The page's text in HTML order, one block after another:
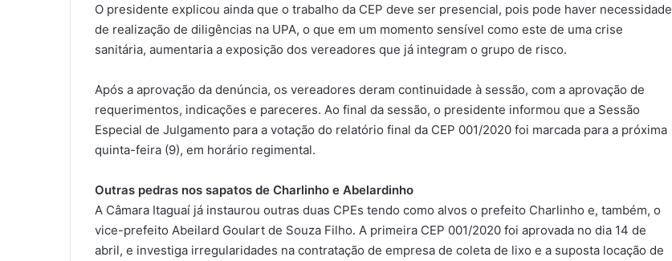
O presidente explicou ainda que o trabalho da CEP deve ser presencial, pois pode haver necessidade
de realização de diligências na UPA, o que em um momento sensível como este de uma crise
sanitária, aumentaria a exposição dos vereadores que já integram o grupo de risco.
Após a aprovação da denúncia, os vereadores deram continuidade à sessão, com a aprovação de
requerimentos, indicações e pareceres. Ao final da sessão, o presidente informou que a Sessão
Especial de Julgamento para a votação do relatório final da CEP 001/2020 foi marcada para a próxima
quinta-feira (9), em horário regimental.
Outras pedras nos sapatos de Charlinho e Abelardinho
A Câmara Itaguaí já instaurou outras duas CPEs tendo como alvos o prefeito Charlinho e, também, o
vice-prefeito Abeilard Goulart de Souza Filho. A primeira CEP 001/2020 foi aprovada no dia 14 de
abril, e investiga irregularidades na contratação de empresa de coleta de lixo e a suposta locação de